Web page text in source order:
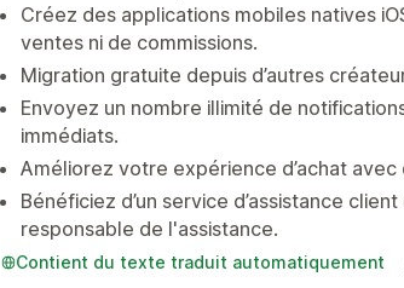
Créez des applications mobiles natives
ventes ni de commissions.
Migration gratuite depuis d’autres
Envoyez un nombre illimité de
immédiats.
Améliorez votre expérience d’achat
Bénéficiez d’un service d’assistance
responsable de l'assistance.
Contient du texte traduit automatiquement